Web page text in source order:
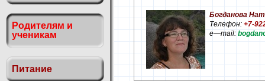
Родителям и
ученикам
Питание
Богданова
Телефон:+7-
e—mail: